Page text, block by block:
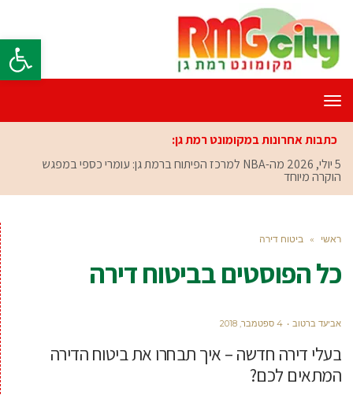
פתח
תפריט
כתבות אחרונות במקומונט רמת גן:
5 יולי, 2026
מה-NBA למרכז הפיתוח ברמת גן: עומרי כספי במפגש
הוקרה מיוחד
ראשי » ביטוח דירה
כל הפוסטים בביטוח דירה
אביעד ברטוב 4 ספטמבר, 2018
בעלי דירה חדשה – איך תבחרו את ביטוח הדירה
המתאים לכם?